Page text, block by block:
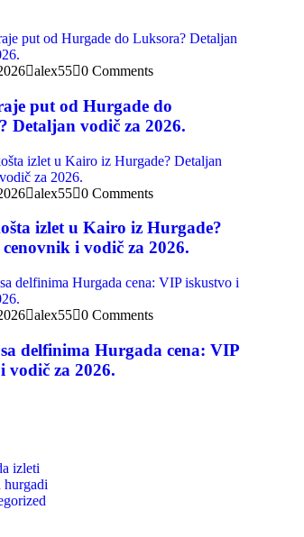
alex55 0 Comments
put od Hurgade do
Detaljan vodič za 2026.
alex55 0 Comments
izlet u Kairo iz Hurgade?
i vodič za 2026.
alex55 0 Comments
delfinima Hurgada cena: VIP
vodič za 2026.
izleti
hurgadi